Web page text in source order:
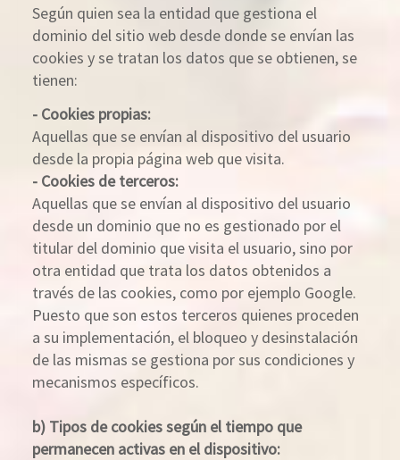
Según quien sea la entidad que gestiona el
dominio del sitio web desde donde se envían las
cookies y se tratan los datos que se obtienen, se
tienen:
- Cookies propias:
Aquellas que se envían al dispositivo del usuario
desde la propia página web que visita.
- Cookies de terceros:
Aquellas que se envían al dispositivo del usuario
desde un dominio que no es gestionado por el
titular del dominio que visita el usuario, sino por
otra entidad que trata los datos obtenidos a
través de las cookies, como por ejemplo Google.
Puesto que son estos terceros quienes proceden
a su implementación, el bloqueo y desinstalación
de las mismas se gestiona por sus condiciones y
mecanismos específicos.
b) Tipos de cookies según el tiempo que
permanecen activas en el dispositivo: